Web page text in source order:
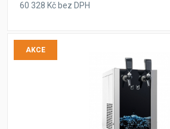
60 328 Kč bez DPH
AKCE